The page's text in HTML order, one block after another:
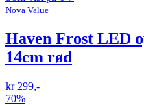
Nova Value
Haven Frost LED
14cm rød
kr 299,-
70%